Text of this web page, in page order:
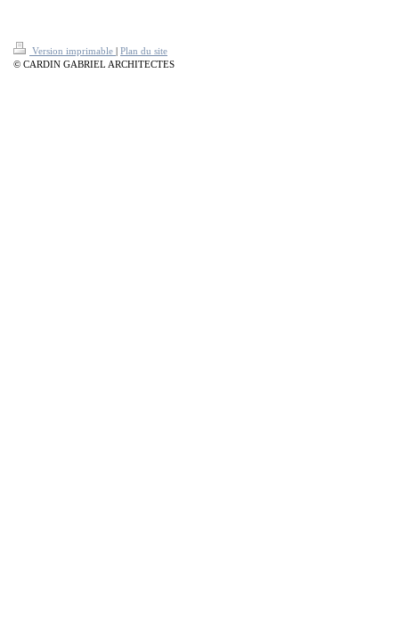
Version imprimable | Plan du site
© CARDIN GABRIEL ARCHITECTES